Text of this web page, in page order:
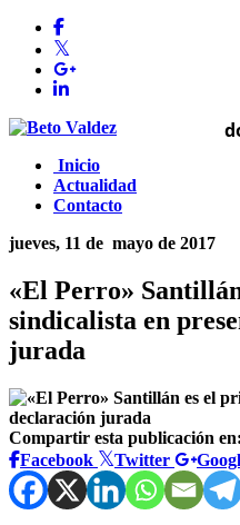
Inicio
Actualidad
Contacto
jueves, 11 de mayo de 2017
«El Perro»
sindicalista en
jurada
Compartir esta publicación en:
Facebook
Twitter